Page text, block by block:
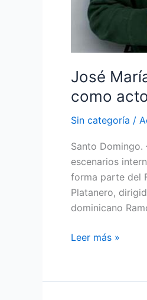
José
como
Sin categoría /
Santo
escenarios
forma parte del
Platanero,
dominicano
cortometraje
Platanero
Leer más »